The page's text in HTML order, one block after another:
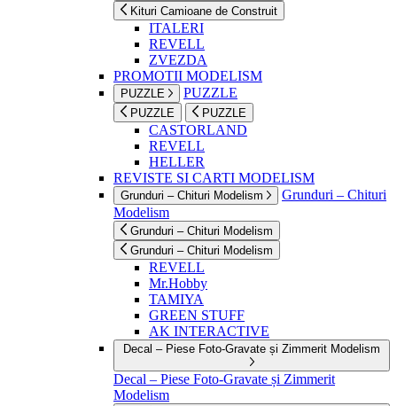
Kituri Camioane de Construit
ITALERI
REVELL
ZVEZDA
PROMOTII MODELISM
PUZZLE PUZZLE
PUZZLE PUZZLE
CASTORLAND
REVELL
HELLER
REVISTE SI CARTI MODELISM
Grunduri – Chituri Modelism
Grunduri – Chituri
Modelism
Grunduri – Chituri Modelism
Grunduri – Chituri Modelism
REVELL
Mr.Hobby
TAMIYA
GREEN STUFF
AK INTERACTIVE
Decal – Piese Foto-Gravate și Zimmerit Modelism
Decal – Piese Foto-Gravate și Zimmerit
Modelism